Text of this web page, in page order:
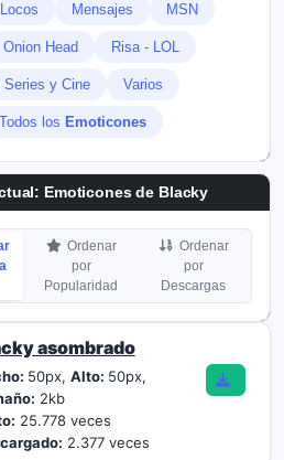
Locos Mensajes MSN
Onion Head Risa - LOL
Series y Cine Varios
Todos los Emoticones
Emoticones de Blacky
Ordenar
por
Popularidad
Ordenar
por
Descargas
asombrado
50px, Alto: 50px,
2kb
25.778 veces
2.377 veces